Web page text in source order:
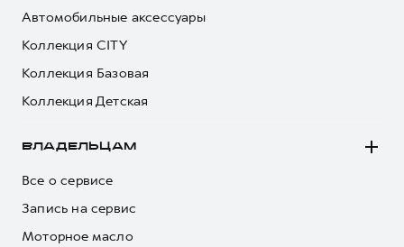
Автомобильные аксессуары
Коллекция CITY
Коллекция Базовая
Коллекция Детская
ВЛАДЕЛЬЦАМ
Все о сервисе
Запись на сервис
Моторное масло